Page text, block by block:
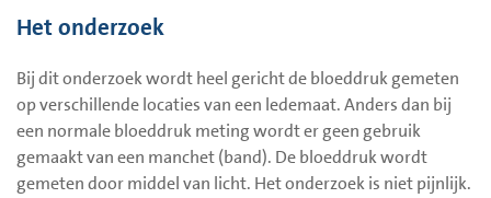
Het onderzoek
Bij dit onderzoek wordt heel gericht de bloeddruk gemeten
op verschillende locaties van een ledemaat. Anders dan bij
een normale bloeddruk meting wordt er geen gebruik
gemaakt van een manchet (band). De bloeddruk wordt
gemeten door middel van licht. Het onderzoek is niet pijnlijk.